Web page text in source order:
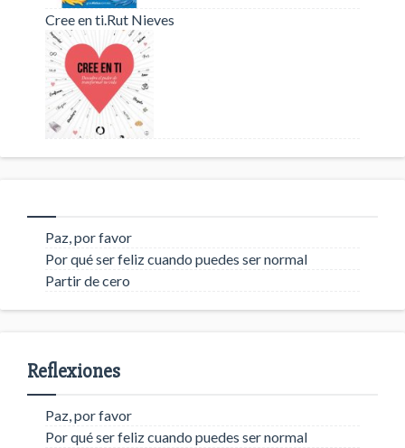
Cree en ti.Rut Nieves
Paz, por favor
Por qué ser feliz cuando puedes ser normal
Partir de cero
Reflexiones
Paz, por favor
Por qué ser feliz cuando puedes ser normal